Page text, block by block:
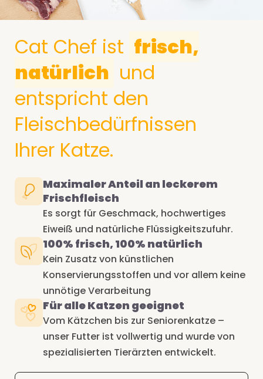
Cat Chef ist frisch,
natürlich und
entspricht den
Fleischbedürfnissen
Ihrer Katze.
Maximaler Anteil an leckerem
Frischfleisch
Es sorgt für Geschmack, hochwertiges
Eiweiß und natürliche Flüssigkeitszufuhr.
100% frisch, 100% natürlich
Kein Zusatz von künstlichen
Konservierungsstoffen und vor allem keine
unnötige Verarbeitung
Für alle Katzen geeignet
Vom Kätzchen bis zur Seniorenkatze –
unser Futter ist vollwertig und wurde von
spezialisierten Tierärzten entwickelt.